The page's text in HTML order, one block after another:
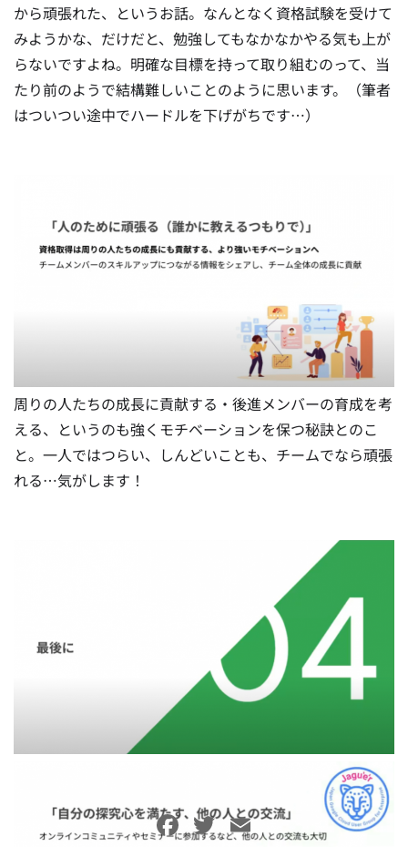
から頑張れた、というお話。なんとなく資格試験を受けて
みようかな、だけだと、勉強してもなかなかやる気も上が
らないですよね。明確な目標を持って取り組むのって、当
たり前のようで結構難しいことのように思います。（筆者
はついつい途中でハードルを下げがちです…）
周りの人たちの成長に貢献する・後進メンバーの育成を考
える、というのも強くモチベーションを保つ秘訣とのこ
と。一人ではつらい、しんどいことも、チームでなら頑張
れる…気がします！
FacebookTwitterEmail